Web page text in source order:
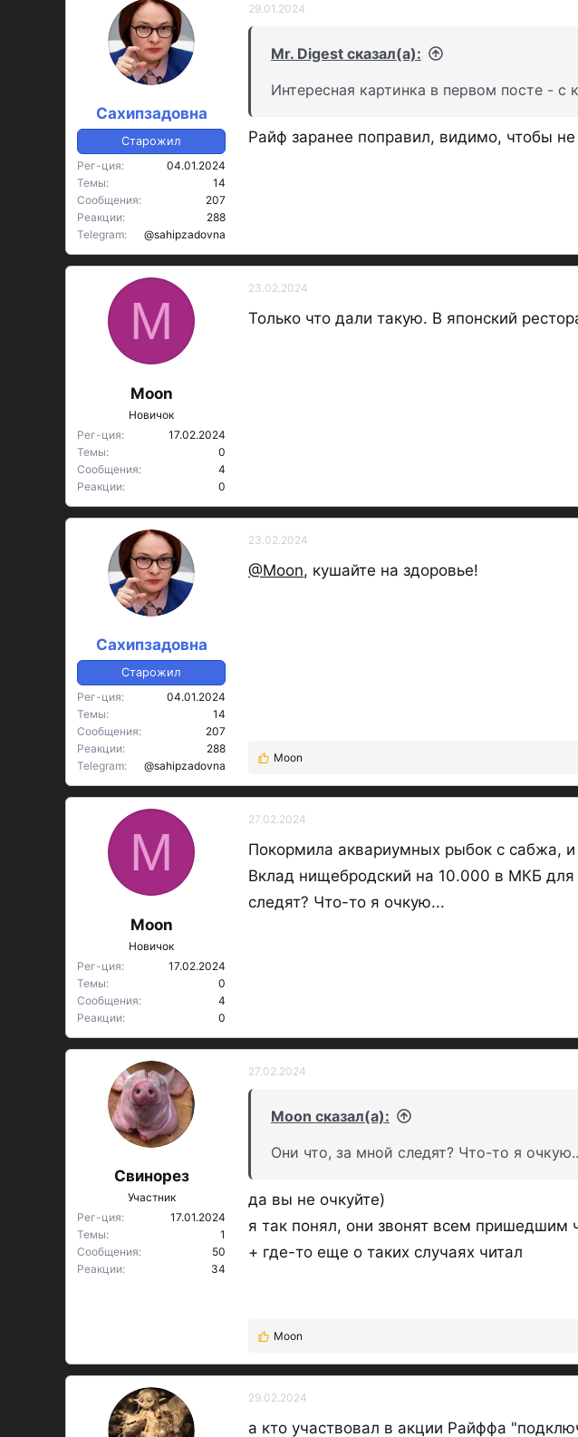
Сахипзадовна
Старожил
Рег-ция
04.01.2024
Темы
14
Сообщения
207
Реакции
288
Telegram
@sahipzadovna
29.01.2024
Mr. Digest сказал(а):
Интересная картинка в первом посте - с
Райф заранее поправил, видимо, чтобы
M
Moon
Новичок
Рег-ция
17.02.2024
Темы
0
Сообщения
4
Реакции
0
23.02.2024
Только что дали такую. В японский
Сахипзадовна
Старожил
Рег-ция
04.01.2024
Темы
14
Сообщения
207
Реакции
288
Telegram
@sahipzadovna
23.02.2024
@Moon, кушайте на здоровье!
Р
е
а
к
и
и
:
Moon
M
Moon
Новичок
Рег-ция
17.02.2024
Темы
0
Сообщения
4
Реакции
0
27.02.2024
Покормила аквариумных рыбок с сабжа,
Вклад нищебродский на 10.000 в МКБ
следят? Что-то я очкую...
Свинорез
Участник
Рег-ция
17.01.2024
Темы
1
Сообщения
50
Реакции
34
27.02.2024
Moon сказал(а):
Они что, за мной следят? Что-то я
да вы не очкуйте)
я так понял, они звонят всем пришедшим
+ где-то еще о таких случаях читал
Р
е
а
к
и
Moon
29.02.2024
а кто участвовал в акции Райффа